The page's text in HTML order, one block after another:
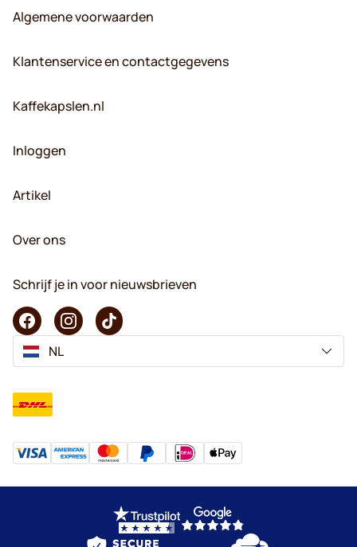
Algemene voorwaarden
Klantenservice en contactgegevens
Kaffekapslen.nl
Inloggen
Artikel
Over ons
Schrijf je in voor nieuwsbrieven
NL